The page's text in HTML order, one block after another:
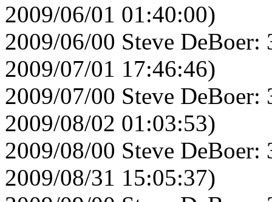
2009/06/01 01:40:00)
2009/06/00 Steve
2009/07/01 17:46:46)
2009/07/00 Steve
2009/08/02 01:03:53)
2009/08/00 Steve
2009/08/31 15:05:37)